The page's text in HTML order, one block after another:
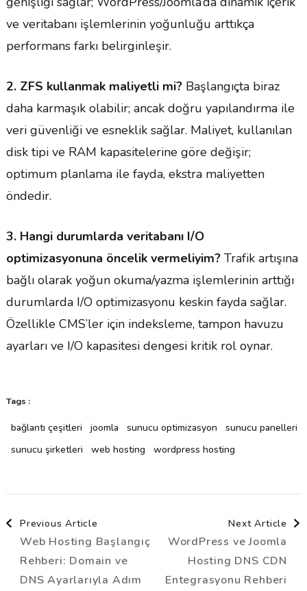
ve veritabanı işlemlerinin yoğunluğu arttıkça
performans farkı belirginleşir.
2. ZFS kullanmak maliyetli mi?Başlangıçta biraz
daha karmaşık olabilir; ancak doğru yapılandırma ile
veri güvenliği ve esneklik sağlar. Maliyet, kullanılan
disk tipi ve RAM kapasitelerine göre değişir;
optimum planlama ile fayda, ekstra maliyetten
öndedir.
3. Hangi durumlarda veritabanı I/O
optimizasyonuna öncelik vermeliyim?Trafik artışına
bağlı olarak yoğun okuma/yazma işlemlerinin arttığı
durumlarda I/O optimizasyonu keskin fayda sağlar.
Özellikle CMS’ler için indeksleme, tampon havuzu
ayarları ve I/O kapasitesi dengesi kritik rol oynar.
Tags :
bağlantı çeşitleri joomla sunucu optimizasyon
sunucu panelleri
sunucu şirketleri
web hosting wordpress hosting
Post
Navigation
Previous Article
Web Hosting Başlangıç
Rehberi: Domain ve
DNS Ayarlarıyla Adım
Next Article
WordPress ve Joomla
Hosting DNS CDN
Entegrasyonu Rehberi